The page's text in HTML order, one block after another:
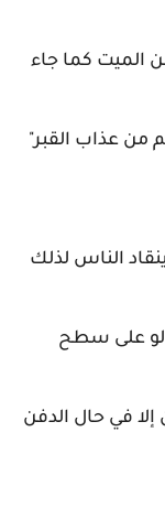
الميت كما جاء
من عذاب القبر"
الناس لذلك
على سطح
في حال الدفن